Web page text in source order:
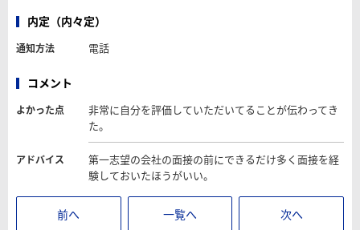
内定（内々定）
通知方法 電話
コメント
よかった点
非常に自分を評価していただいてることが伝わってき
た。
アドバイス
第一志望の会社の面接の前にできるだけ多く面接を経
験しておいたほうがいい。
前へ 一覧へ 次へ